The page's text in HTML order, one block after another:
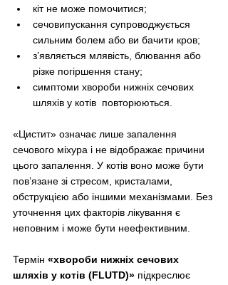
кіт не може помочитися;
сечовипускання супроводжується
сильним болем або ви бачити кров;
з’являється млявість, блювання або
різке погіршення стану;
симптоми хвороби нижніх сечових
шляхів у котів  повторюються.
«Цистит» означає лише запалення
сечового міхура і не відображає причини
цього запалення. У котів воно може бути
пов’язане зі стресом, кристалами,
обструкцією або іншими механізмами. Без
уточнення цих факторів лікування є
неповним і може бути неефективним.
Термін «хвороби нижніх сечових
шляхів у котів (FLUTD)» підкреслює